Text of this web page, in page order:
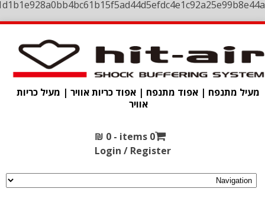
מעיל מתנפח | אפוד מתנפח | אפוד כריות אוויר | מעיל כריות
אוויר
0 items -
₪ 0
Login / Register